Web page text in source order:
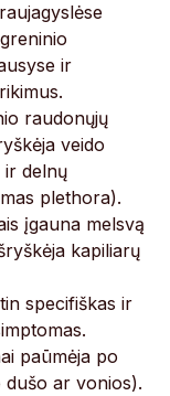
ir
raudonųjų
veido
delnų
plethora).
įgauna melsvą
kapiliarų
specifiškas ir
paūmėja po
ar vonios).